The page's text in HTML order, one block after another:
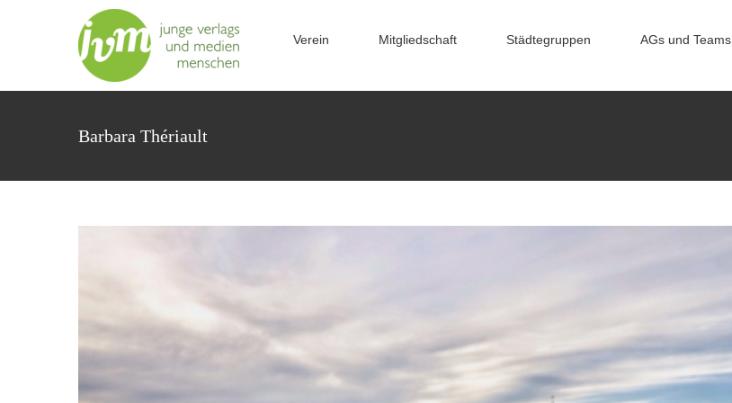
Verein Mitgliedschaft Städtegruppen AGs und Teams
Barbara Thériault